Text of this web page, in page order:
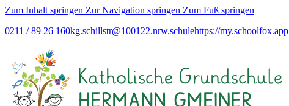
Zum Inhalt springen Zur Navigation springen Zum Fuß springen
0211 / 89 26 160kg.schillstr@100122.nrw.schulehttps://my.schoolfox.app